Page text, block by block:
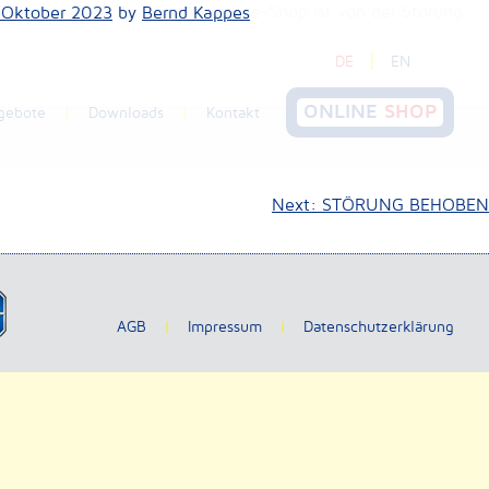
Downloads Kontakt ONLINE SHOP
DE EN
2023 by Bernd Kappes
erreichbar. Auch unser Online-Shop ist von der Störung
Next: STÖRUNG BEHOBEN
AGB Impressum Datenschutzerklärung